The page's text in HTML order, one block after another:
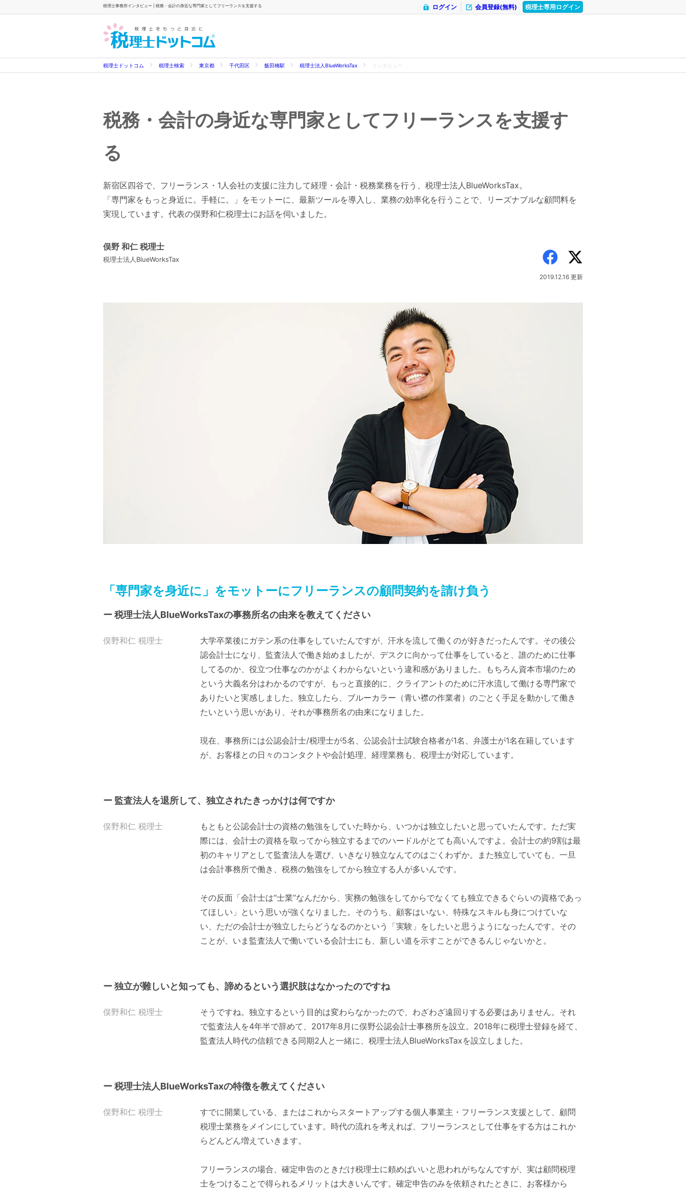
税理士事務所インタビュー | 税務・会計の身近な専門家としてフリーランスを支援する 税理士専用ログイン
会員登録(無料)
ログイン
税理士ドットコム 税理士検索 東京都 千代田区 飯田橋駅 税理士法人BlueWorksTax インタビュー
税務・会計の身近な専門家としてフリーランスを支援す
る
新宿区四谷で、フリーランス・1人会社の支援に注力して経理・会計・税務業務を行う、税理士法人BlueWorksTax。
「専門家をもっと身近に。手軽に。」をモットーに、最新ツールを導入し、業務の効率化を行うことで、リーズナブルな顧問料を
実現しています。代表の俣野和仁税理士にお話を伺いました。
俣野 和仁 税理士
税理士法人BlueWorksTax
2019.12.16 更新
「専門家を身近に」をモットーにフリーランスの顧問契約を請け負う
ー 税理士法人BlueWorksTaxの事務所名の由来を教えてください
俣野和仁 税理士
大学卒業後にガテン系の仕事をしていたんですが、汗水を流して働くのが好きだったんです。その後公
認会計士になり、監査法人で働き始めましたが、デスクに向かって仕事をしていると、誰のために仕事
してるのか、役立つ仕事なのかがよくわからないという違和感がありました。もちろん資本市場のため
という大義名分はわかるのですが、もっと直接的に、クライアントのために汗水流して働ける専門家で
ありたいと実感しました。独立したら、ブルーカラー（青い襟の作業者）のごとく手足を動かして働き
たいという思いがあり、それが事務所名の由来になりました。
現在、事務所には公認会計士/税理士が5名、公認会計士試験合格者が1名、弁護士が1名在籍しています
が、お客様との日々のコンタクトや会計処理、経理業務も、税理士が対応しています。
ー 監査法人を退所して、独立されたきっかけは何ですか
俣野和仁 税理士
もともと公認会計士の資格の勉強をしていた時から、いつかは独立したいと思っていたんです。ただ実
際には、会計士の資格を取ってから独立するまでのハードルがとても高いんですよ。会計士の約9割は最
初のキャリアとして監査法人を選び、いきなり独立なんてのはごくわずか。また独立していても、一旦
は会計事務所で働き、税務の勉強をしてから独立する人が多いんです。
その反面「会計士は“士業”なんだから、実務の勉強をしてからでなくても独立できるぐらいの資格であっ
てほしい」という思いが強くなりました。そのうち、顧客はいない、特殊なスキルも身につけていな
い、ただの会計士が独立したらどうなるのかという「実験」をしたいと思うようになったんです。その
ことが、いま監査法人で働いている会計士にも、新しい道を示すことができるんじゃないかと。
ー 独立が難しいと知っても、諦めるという選択肢はなかったのですね
俣野和仁 税理士
そうですね。独立するという目的は変わらなかったので、わざわざ遠回りする必要はありません。それ
で監査法人を4年半で辞めて、2017年8月に俣野公認会計士事務所を設立。2018年に税理士登録を経て、
監査法人時代の信頼できる同期2人と一緒に、税理士法人BlueWorksTaxを設立しました。
ー 税理士法人BlueWorksTaxの特徴を教えてください
俣野和仁 税理士
すでに開業している、またはこれからスタートアップする個人事業主・フリーランス支援として、顧問
税理士業務をメインにしています。時代の流れを考えれば、フリーランスとして仕事をする方はこれか
らどんどん増えていきます。
フリーランスの場合、確定申告のときだけ税理士に頼めばいいと思われがちなんですが、実は顧問税理
士をつけることで得られるメリットは大きいんです。確定申告のみを依頼されたときに、お客様から